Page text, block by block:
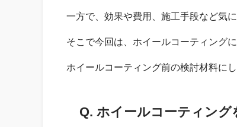
一方で、効果や費用、施工手段など気
そこで今回は、ホイールコーティング
ホイールコーティング前の検討材料にし
Q. ホイールコーティング